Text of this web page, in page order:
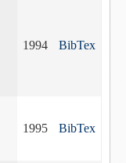
1994 BibTex
1995 BibTex